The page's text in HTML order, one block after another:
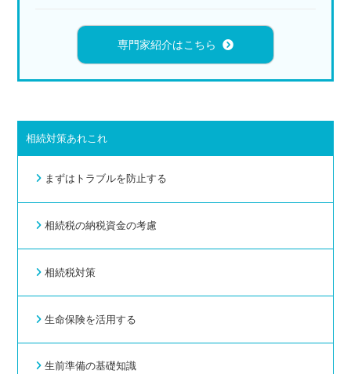
専門家紹介はこちら
相続対策あれこれ
まずはトラブルを防止する
相続税の納税資金の考慮
相続税対策
生命保険を活用する
生前準備の基礎知識